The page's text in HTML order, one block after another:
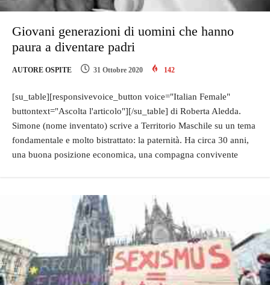
Giovani generazioni di uomini che hanno
paura a diventare padri
AUTORE OSPITE 31 Ottobre 2020 142
[su_table][responsivevoice_button voice="Italian Female"
buttontext="Ascolta l'articolo"][/su_table] di Roberta Aledda.
Simone (nome inventato) scrive a Territorio Maschile su un tema
fondamentale e molto bistrattato: la paternità. Ha circa 30 anni,
una buona posizione economica, una compagna convivente